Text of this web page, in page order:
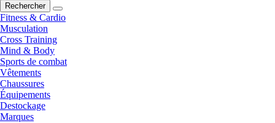
Rechercher
Fitness & Cardio
Musculation
Cross Training
Mind & Body
Sports de combat
Vêtements
Chaussures
Équipements
Destockage
Marques